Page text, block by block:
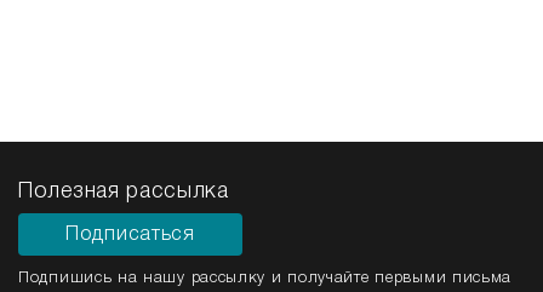
Полезная рассылка
Подписаться
Подпишись на нашу рассылку и получайте первыми письма